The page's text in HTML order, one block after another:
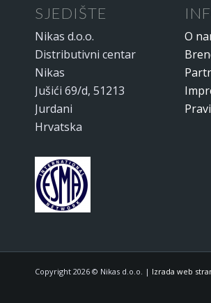
SJEDIŠTE
Nikas d.o.o.
Distributivni centar
Nikas
Jušići 69/d, 51213
Jurdani
Hrvatska
O
Copyright 2026 © Nikas d.o.o. | Izrada web